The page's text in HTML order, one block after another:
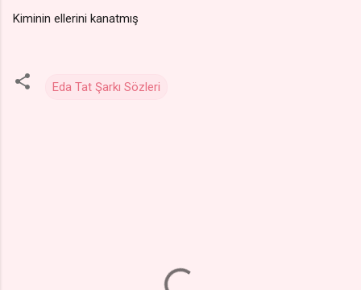
Kiminin ellerini kanatmış
Eda Tat Şarkı Sözleri